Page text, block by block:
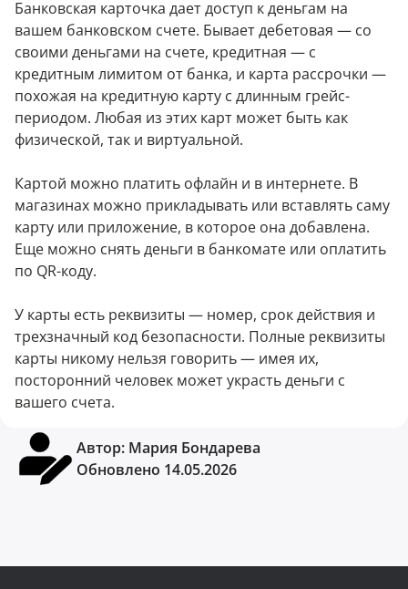
Банковская карточка дает доступ к деньгам на
вашем банковском счете. Бывает дебетовая — со
своими деньгами на счете, кредитная — с
кредитным лимитом от банка, и карта рассрочки —
похожая на кредитную карту с длинным грейс-
периодом. Любая из этих карт может быть как
физической, так и виртуальной.
Картой можно платить офлайн и в интернете. В
магазинах можно прикладывать или вставлять саму
карту или приложение, в которое она добавлена.
Еще можно снять деньги в банкомате или оплатить
по QR-коду.
У карты есть реквизиты — номер, срок действия и
трехзначный код безопасности. Полные реквизиты
карты никому нельзя говорить — имея их,
посторонний человек может украсть деньги с
вашего счета.
Автор: Мария Бондарева
Обновлено 14.05.2026